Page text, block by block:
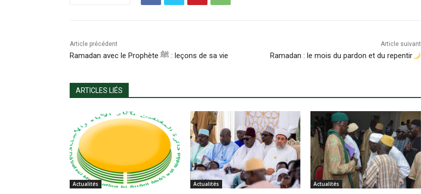
Article précédent
Ramadan avec le Prophète ﷺ : leçons de sa vie
Article suivant
Ramadan : le mois du pardon et du repentir
ARTICLES LIÉS
Actualités Actualités Actualités